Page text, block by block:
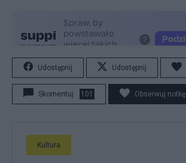
Udostępnij Udostępnij
Skomentuj 101 Obserwuj notkę
Kultura